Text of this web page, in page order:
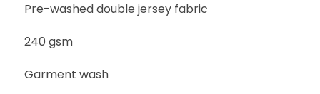
Pre-washed double jersey fabric
240 gsm
Garment wash